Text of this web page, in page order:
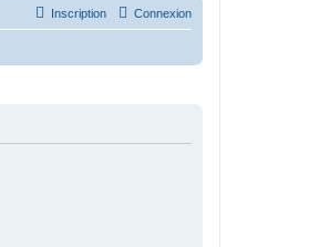
Connexion
Inscription